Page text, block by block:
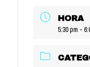
HORA
5:30 pm -